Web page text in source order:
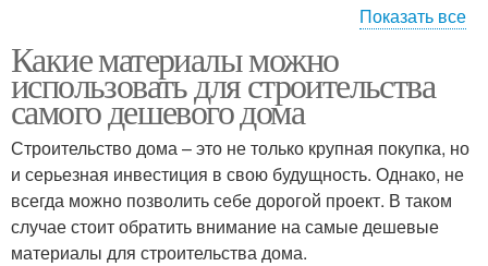
Дом из бруса
Показать все
Какие материалы можно
использовать для строительства
самого дешевого дома
Строительство дома – это не только крупная покупка, но
и серьезная инвестиция в свою будущность. Однако, не
всегда можно позволить себе дорогой проект. В таком
случае стоит обратить внимание на самые дешевые
материалы для строительства дома.